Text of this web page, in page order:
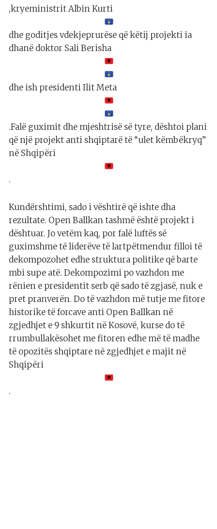
,kryeministrit Albin Kurti
dhe goditjes vdekjeprurëse që këtij projekti ia
dhanë doktor Sali Berisha
dhe ish presidenti Ilit Meta
.Falë guximit dhe mjeshtrisë së tyre, dështoi plani
që një projekt anti shqiptarë të “ulet këmbëkryq”
në Shqipëri
.
Kundërshtimi, sado i vështirë që ishte dha
rezultate. Open Ballkan tashmë është projekt i
dështuar. Jo vetëm kaq, por falë luftës së
guximshme të liderëve të lartpëtmendur filloi të
dekompozohet edhe struktura politike që barte
mbi supe atë. Dekompozimi po vazhdon me
rënien e presidentit serb që sado të zgjasë, nuk e
pret pranverën. Do të vazhdon më tutje me fitore
historike të forcave anti Open Ballkan në
zgjedhjet e 9 shkurtit në Kosovë, kurse do të
rrumbullakësohet me fitoren edhe më të madhe
të opozitës shqiptare në zgjedhjet e majit në
Shqipëri
.